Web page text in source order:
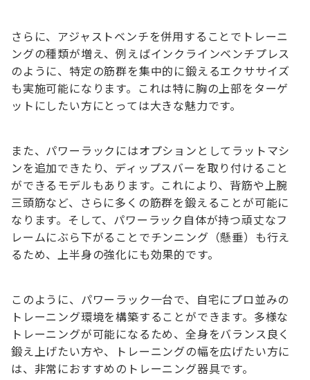
さらに、アジャストベンチを併用することでトレーニ
ングの種類が増え、例えばインクラインベンチプレス
のように、特定の筋群を集中的に鍛えるエクササイズ
も実施可能になります。これは特に胸の上部をターゲ
ットにしたい方にとっては大きな魅力です。
また、パワーラックにはオプションとしてラットマシ
ンを追加できたり、ディップスバーを取り付けること
ができるモデルもあります。これにより、背筋や上腕
三頭筋など、さらに多くの筋群を鍛えることが可能に
なります。そして、パワーラック自体が持つ頑丈なフ
レームにぶら下がることでチンニング（懸垂）も行え
るため、上半身の強化にも効果的です。
このように、パワーラック一台で、自宅にプロ並みの
トレーニング環境を構築することができます。多様な
トレーニングが可能になるため、全身をバランス良く
鍛え上げたい方や、トレーニングの幅を広げたい方に
は、非常におすすめのトレーニング器具です。